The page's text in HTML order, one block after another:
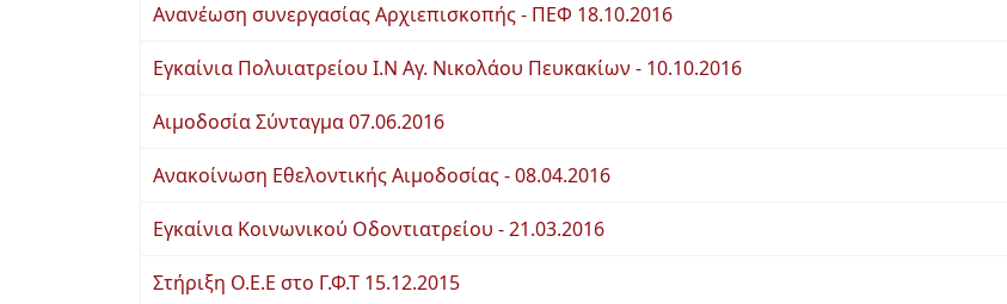
Ανανέωση συνεργασίας Αρχιεπισκοπής - ΠΕΦ 18.10.2016
Εγκαίνια Πολυιατρείου Ι.Ν Αγ. Νικολάου Πευκακίων - 10.10.2016
Αιμοδοσία Σύνταγμα 07.06.2016
Ανακοίνωση Εθελοντικής Αιμοδοσίας - 08.04.2016
Εγκαίνια Κοινωνικού Οδοντιατρείου - 21.03.2016
Στήριξη Ο.Ε.Ε στο Γ.Φ.Τ 15.12.2015